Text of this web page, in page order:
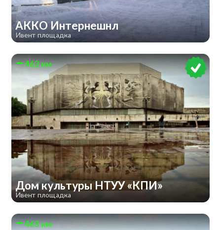
АККО Интернешнл
Ивент площадка
463 км
Дом культуры НТУУ «КПИ»
Ивент площадка
463 км